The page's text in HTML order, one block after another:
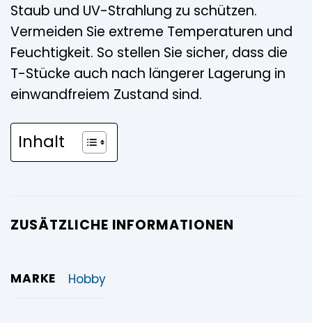
Staub und UV-Strahlung zu schützen.
Vermeiden Sie extreme Temperaturen und
Feuchtigkeit. So stellen Sie sicher, dass die
T-Stücke auch nach längerer Lagerung in
einwandfreiem Zustand sind.
Inhalt
ZUSÄTZLICHE INFORMATIONEN
MARKE Hobby